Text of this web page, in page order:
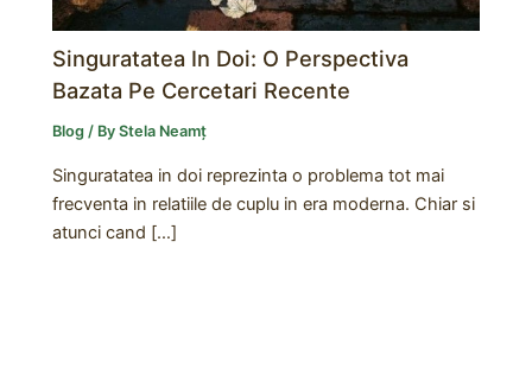
Singuratatea In Doi: O Perspectiva
Bazata Pe Cercetari Recente
Blog / ByStela Neamț
Singuratatea in doi reprezinta o problema tot mai
frecventa in relatiile de cuplu in era moderna. Chiar si
atunci cand […]